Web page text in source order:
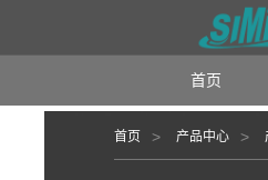
首页
首页 产品中心